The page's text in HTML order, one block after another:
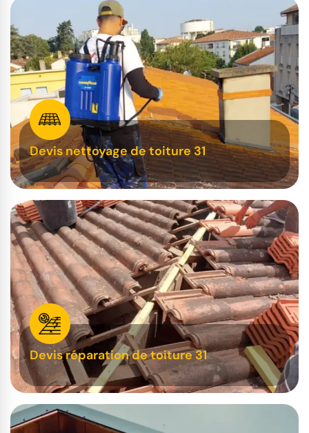
Devis nettoyage de toiture 31
Devis réparation de toiture 31